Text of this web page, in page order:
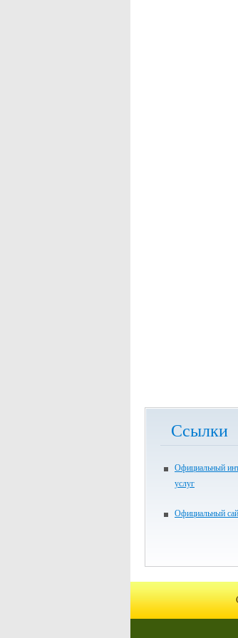
Ссылки
Официальный
услуг
Официальный